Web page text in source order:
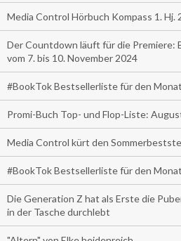
Media Control Hörbuch Kompass 1. Hj.
Der Countdown läuft für die Premiere:
vom 7. bis 10. November 2024
#BookTok Bestsellerliste für den
Promi-Buch Top- und Flop-Liste:
Media Control kürt den
#BookTok Bestsellerliste für den
Die Generation Z hat als Erste die
in der Tasche durchlebt